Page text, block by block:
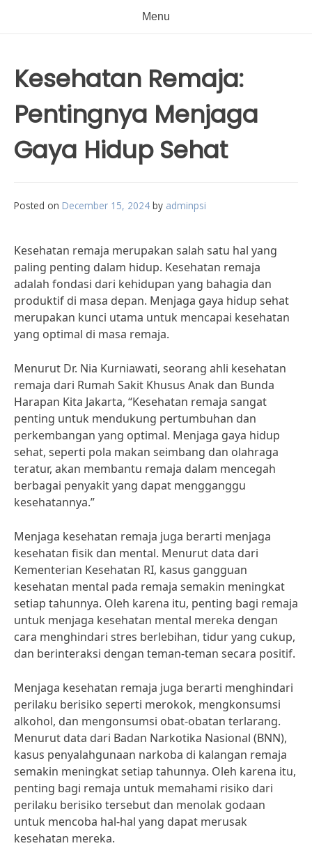
Menu
Kesehatan Remaja:
Pentingnya Menjaga
Gaya Hidup Sehat
Posted on December 15, 2024 by adminpsi
Kesehatan remaja merupakan salah satu hal yang
paling penting dalam hidup. Kesehatan remaja
adalah fondasi dari kehidupan yang bahagia dan
produktif di masa depan. Menjaga gaya hidup sehat
merupakan kunci utama untuk mencapai kesehatan
yang optimal di masa remaja.
Menurut Dr. Nia Kurniawati, seorang ahli kesehatan
remaja dari Rumah Sakit Khusus Anak dan Bunda
Harapan Kita Jakarta, “Kesehatan remaja sangat
penting untuk mendukung pertumbuhan dan
perkembangan yang optimal. Menjaga gaya hidup
sehat, seperti pola makan seimbang dan olahraga
teratur, akan membantu remaja dalam mencegah
berbagai penyakit yang dapat mengganggu
kesehatannya.”
Menjaga kesehatan remaja juga berarti menjaga
kesehatan fisik dan mental. Menurut data dari
Kementerian Kesehatan RI, kasus gangguan
kesehatan mental pada remaja semakin meningkat
setiap tahunnya. Oleh karena itu, penting bagi remaja
untuk menjaga kesehatan mental mereka dengan
cara menghindari stres berlebihan, tidur yang cukup,
dan berinteraksi dengan teman-teman secara positif.
Menjaga kesehatan remaja juga berarti menghindari
perilaku berisiko seperti merokok, mengkonsumsi
alkohol, dan mengonsumsi obat-obatan terlarang.
Menurut data dari Badan Narkotika Nasional (BNN),
kasus penyalahgunaan narkoba di kalangan remaja
semakin meningkat setiap tahunnya. Oleh karena itu,
penting bagi remaja untuk memahami risiko dari
perilaku berisiko tersebut dan menolak godaan
untuk mencoba hal-hal yang dapat merusak
kesehatan mereka.